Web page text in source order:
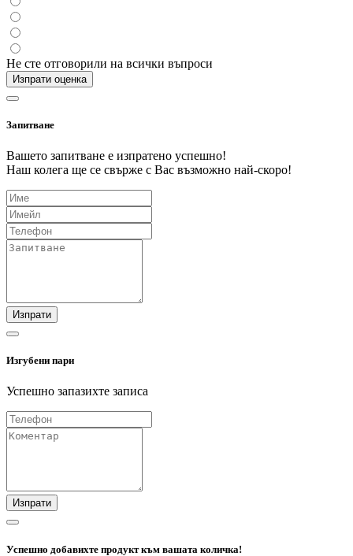
Не сте отговорили на всички въпроси
Изпрати оценка
Запитване
Вашето запитване е изпратено успешно!
Наш колега ще се свърже с Вас възможно най-скоро!
Изпрати
Изгубени пари
Успешно запазихте записа
Изпрати
Успешно добавихте продукт към вашата количка!